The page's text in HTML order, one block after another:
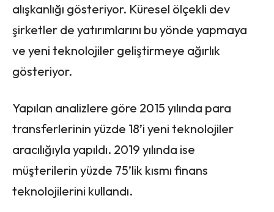
alışkanlığı gösteriyor. Küresel ölçekli dev
şirketler de yatırımlarını bu yönde yapmaya
ve yeni teknolojiler geliştirmeye ağırlık
gösteriyor.
Yapılan analizlere göre 2015 yılında para
transferlerinin yüzde 18’i yeni teknolojiler
aracılığıyla yapıldı. 2019 yılında ise
müşterilerin yüzde 75’lik kısmı finans
teknolojilerini kullandı.